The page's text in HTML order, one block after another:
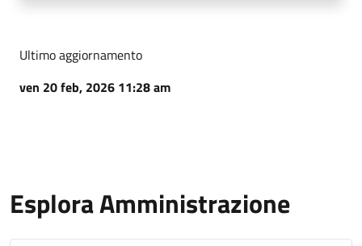
Ultimo aggiornamento
ven 20 feb, 2026 11:28 am
Esplora Amministrazione